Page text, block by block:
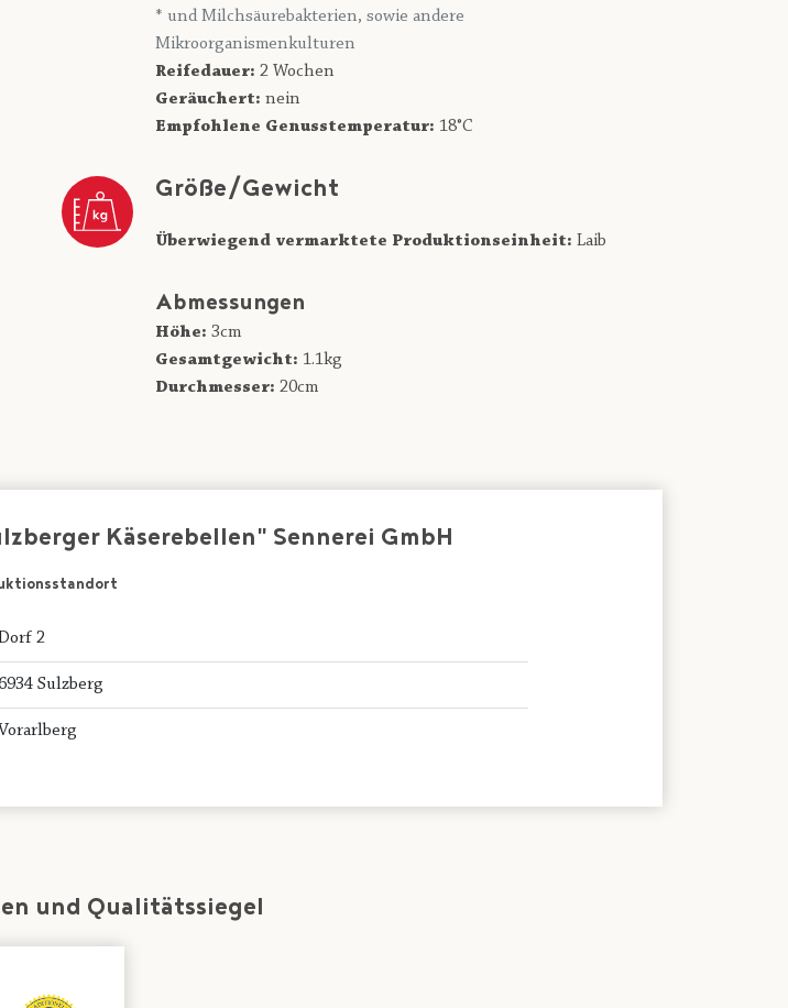
* und Milchsäurebakterien, sowie andere
Mikroorganismenkulturen
Reifedauer: 2 Wochen
Geräuchert: nein
Empfohlene Genusstemperatur: 18°C
Größe/Gewicht
Überwiegend vermarktete Produktionseinheit: Laib
Abmessungen
Höhe: 3cm
Gesamtgewicht: 1.1kg
Durchmesser: 20cm
Käserebellen" Sennerei GmbH
2
Sulzberg
Vorarlberg
und Qualitätssiegel